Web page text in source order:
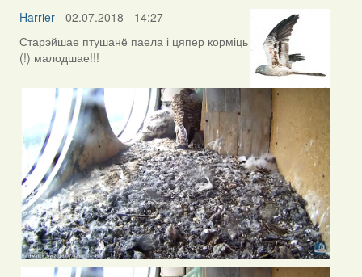
Harrier- 02.07.2018 - 14:27
Старэйшае птушанё паела і цяпер корміць
(!) малодшае!!!